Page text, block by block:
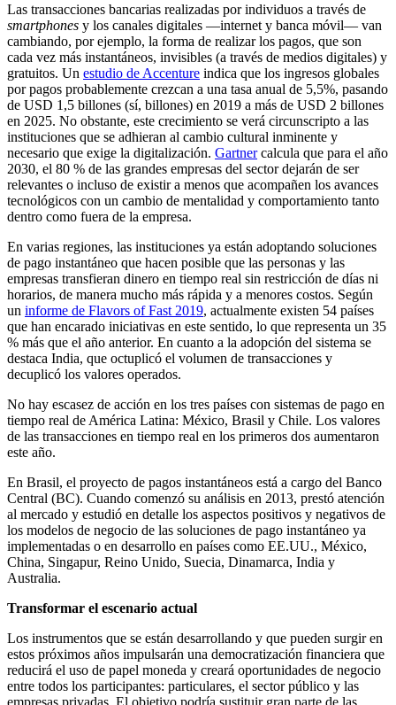
Las transacciones bancarias realizadas por individuos a través de
smartphones y los canales digitales —internet y banca móvil— van
cambiando, por ejemplo, la forma de realizar los pagos, que son
cada vez más instantáneos, invisibles (a través de medios digitales) y
gratuitos. Un estudio de Accenture indica que los ingresos globales
por pagos probablemente crezcan a una tasa anual de 5,5%, pasando
de USD 1,5 billones (sí, billones) en 2019 a más de USD 2 billones
en 2025. No obstante, este crecimiento se verá circunscripto a las
instituciones que se adhieran al cambio cultural inminente y
necesario que exige la digitalización. Gartnercalcula que para el año
2030, el 80 % de las grandes empresas del sector dejarán de ser
relevantes o incluso de existir a menos que acompañen los avances
tecnológicos con un cambio de mentalidad y comportamiento tanto
dentro como fuera de la empresa.
En varias regiones, las instituciones ya están adoptando soluciones
de pago instantáneo que hacen posible que las personas y las
empresas transfieran dinero en tiempo real sin restricción de días ni
horarios, de manera mucho más rápida y a menores costos. Según
un informe de Flavors of Fast 2019, actualmente existen 54 países
que han encarado iniciativas en este sentido, lo que representa un 35
% más que el año anterior. En cuanto a la adopción del sistema se
destaca India, que octuplicó el volumen de transacciones y
decuplicó los valores operados.
No hay escasez de acción en los tres países con sistemas de pago en
tiempo real de América Latina: México, Brasil y Chile. Los valores
de las transacciones en tiempo real en los primeros dos aumentaron
este año.
En Brasil, el proyecto de pagos instantáneos está a cargo del Banco
Central (BC). Cuando comenzó su análisis en 2013, prestó atención
al mercado y estudió en detalle los aspectos positivos y negativos de
los modelos de negocio de las soluciones de pago instantáneo ya
implementadas o en desarrollo en países como EE.UU., México,
China, Singapur, Reino Unido, Suecia, Dinamarca, India y
Australia.
Transformar el escenario actual
Los instrumentos que se están desarrollando y que pueden surgir en
estos próximos años impulsarán una democratización financiera que
reducirá el uso de papel moneda y creará oportunidades de negocio
entre todos los participantes: particulares, el sector público y las
empresas privadas. El objetivo podría sustituir gran parte de las